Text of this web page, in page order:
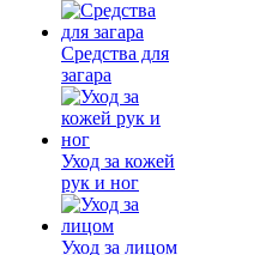
Средства для
загара
Уход за кожей
рук и ног
Уход за лицом